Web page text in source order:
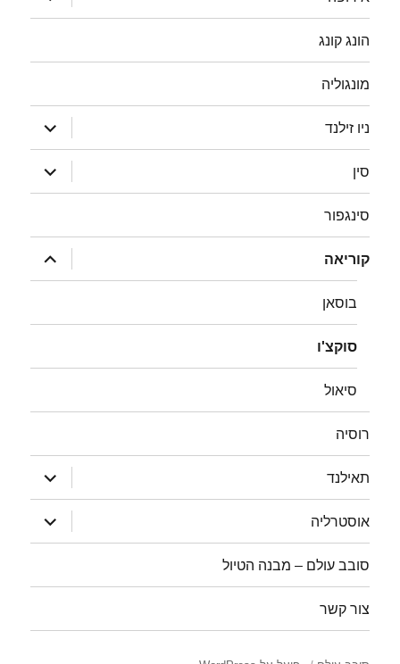
תפריט
הונג קונג
מונגוליה
ניו זילנד
הצג
תפריט
סין
הצג
תפריט
סינגפור
קוריאה
הצג
תפריט
בוסאן
סוקצ'ו
סיאול
רוסיה
תאילנד
הצג
תפריט
אוסטרליה
הצג
תפריט
סובב עולם – מבנה הטיול
צור קשר